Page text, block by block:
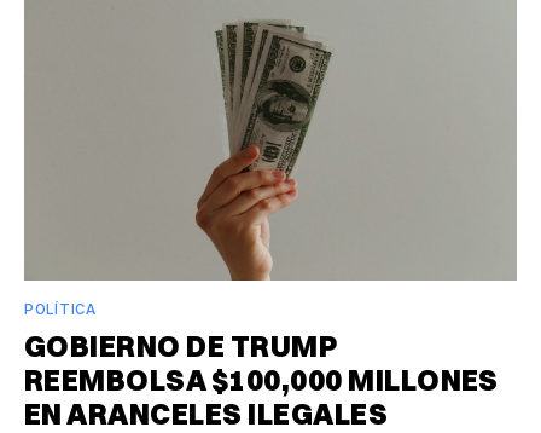
POLÍTICA
GOBIERNO DE TRUMP
REEMBOLSA $100,000 MILLONES
EN ARANCELES ILEGALES